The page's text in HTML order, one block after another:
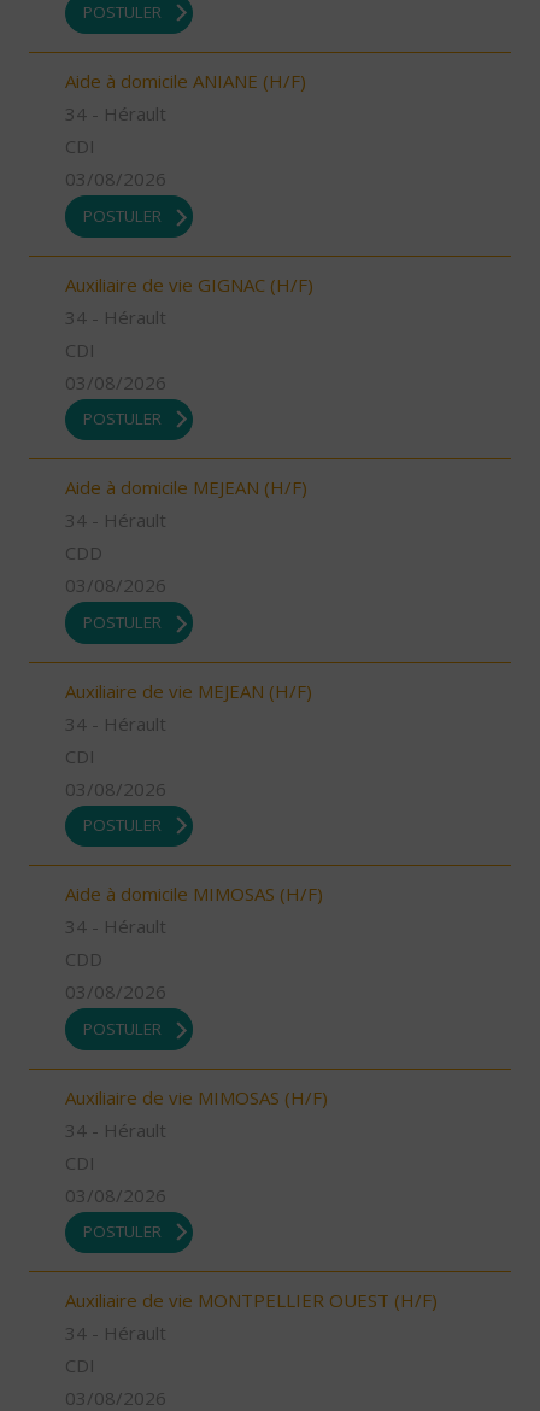
POSTULER
Aide à domicile ANIANE (H/F)
34 - Hérault
CDI
03/08/2026
POSTULER
Auxiliaire de vie GIGNAC (H/F)
34 - Hérault
CDI
03/08/2026
POSTULER
Aide à domicile MEJEAN (H/F)
34 - Hérault
CDD
03/08/2026
POSTULER
Auxiliaire de vie MEJEAN (H/F)
34 - Hérault
CDI
03/08/2026
POSTULER
Aide à domicile MIMOSAS (H/F)
34 - Hérault
CDD
03/08/2026
POSTULER
Auxiliaire de vie MIMOSAS (H/F)
34 - Hérault
CDI
03/08/2026
POSTULER
Auxiliaire de vie MONTPELLIER OUEST (H/F)
34 - Hérault
CDI
03/08/2026